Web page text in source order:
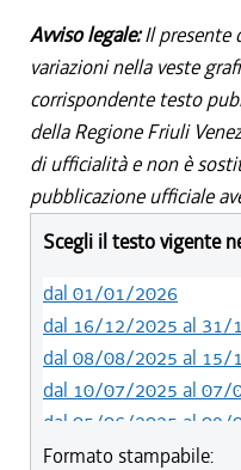
Avviso legale:Il presente
variazioni nella veste
corrispondente testo
della Regione Friuli
di ufficialità e non è
pubblicazione ufficiale
Scegli il testo vigente
dal 01/01/2026
dal 16/12/2025 al 31/
dal 08/08/2025 al 15/
dal 10/07/2025 al 07/
dal 05/06/2025 al 09/
dal 14/05/2024 al 04/
Formato stampabile: